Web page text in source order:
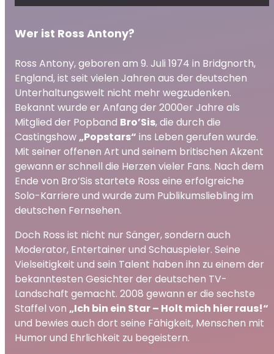
Wer ist Ross Antony?
Ross Antony, geboren am 9. Juli 1974 in Bridgnorth,
England, ist seit vielen Jahren aus der deutschen
Unterhaltungswelt nicht mehr wegzudenken.
Bekannt wurde er Anfang der 2000er Jahre als
Mitglied der Popband Bro’Sis, die durch die
Castingshow„Popstars“ ins Leben gerufen wurde.
Mit seiner offenen Art und seinem britischen Akzent
gewann er schnell die Herzen vieler Fans. Nach dem
Ende von Bro’Sis startete Ross eine erfolgreiche
Solo-Karriere und wurde zum Publikumsliebling im
deutschen Fernsehen.
Doch Ross ist nicht nur Sänger, sondern auch
Moderator, Entertainer und Schauspieler. Seine
Vielseitigkeit und sein Talent haben ihn zu einem der
bekanntesten Gesichter der deutschen TV-
Landschaft gemacht. 2008 gewann er die sechste
Staffel von „Ich bin ein Star – Holt mich hier raus!“
und bewies auch dort seine Fähigkeit, Menschen mit
Humor und Ehrlichkeit zu begeistern.